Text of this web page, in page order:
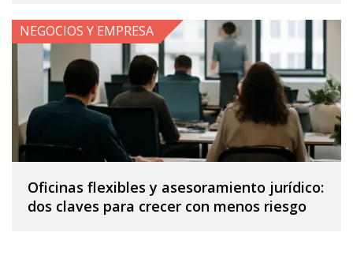
Oficinas flexibles y asesoramiento jurídico:
dos claves para crecer con menos riesgo
NEGOCIOS Y EMPRESA